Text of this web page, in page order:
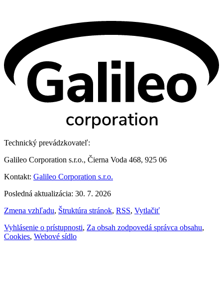
Technický prevádzkovateľ:
Galileo Corporation s.r.o., Čierna Voda 468, 925 06
Kontakt: Galileo Corporation s.r.o.
Posledná aktualizácia: 30. 7. 2026
Zmena vzhľadu, Štruktúra stránok, RSS, Vytlačiť
Vyhlásenie o prístupnosti, Za obsah zodpovedá správca obsahu,
Cookies, Webové sídlo